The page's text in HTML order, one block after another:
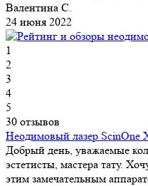
Валентина С.
24 июня 2022
1
2
3
4
5
30 отзывов
Неодимовый лазер ScinOne
Добрый день, уважаемые
эстетисты, мастера тату.
этим замечательным